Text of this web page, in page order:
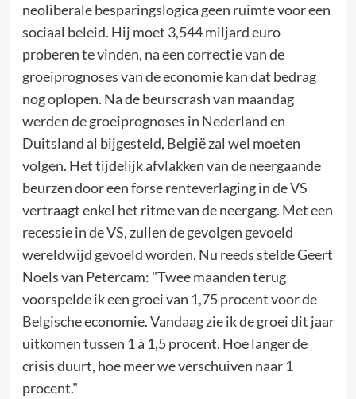
neoliberale besparingslogica geen ruimte voor een
sociaal beleid. Hij moet 3,544 miljard euro
proberen te vinden, na een correctie van de
groeiprognoses van de economie kan dat bedrag
nog oplopen. Na de beurscrash van maandag
werden de groeiprognoses in Nederland en
Duitsland al bijgesteld, België zal wel moeten
volgen. Het tijdelijk afvlakken van de neergaande
beurzen door een forse renteverlaging in de VS
vertraagt enkel het ritme van de neergang. Met een
recessie in de VS, zullen de gevolgen gevoeld
wereldwijd gevoeld worden. Nu reeds stelde Geert
Noels van Petercam: "Twee maanden terug
voorspelde ik een groei van 1,75 procent voor de
Belgische economie. Vandaag zie ik de groei dit jaar
uitkomen tussen 1 à 1,5 procent. Hoe langer de
crisis duurt, hoe meer we verschuiven naar 1
procent."